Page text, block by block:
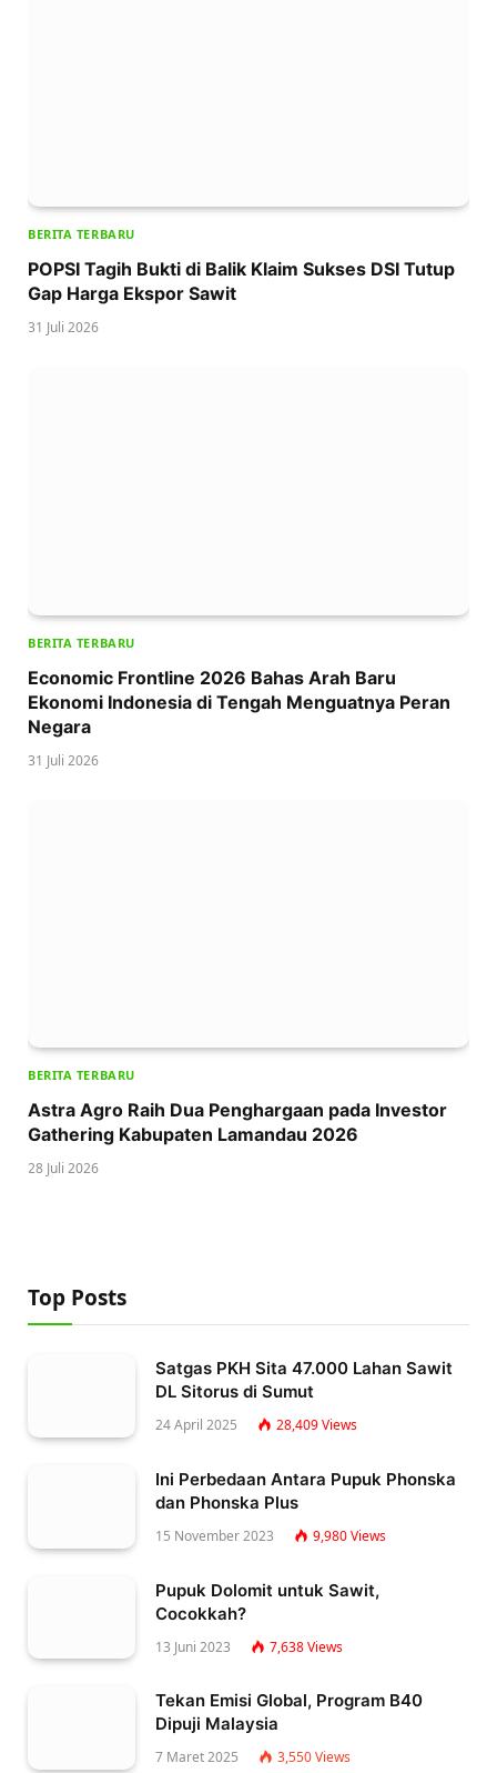
BERITA TERBARU
POPSI Tagih Bukti di Balik Klaim Sukses DSI Tutup
Gap Harga Ekspor Sawit
31 Juli 2026
BERITA TERBARU
Economic Frontline 2026 Bahas Arah Baru
Ekonomi Indonesia di Tengah Menguatnya Peran
Negara
31 Juli 2026
BERITA TERBARU
Astra Agro Raih Dua Penghargaan pada Investor
Gathering Kabupaten Lamandau 2026
28 Juli 2026
Top Posts
Satgas PKH Sita 47.000 Lahan Sawit
DL Sitorus di Sumut
24 April 2025 28,409Views
Ini Perbedaan Antara Pupuk Phonska
dan Phonska Plus
15 November 2023 9,980Views
Pupuk Dolomit untuk Sawit,
Cocokkah?
13 Juni 2023 7,638Views
Tekan Emisi Global, Program B40
Dipuji Malaysia
7 Maret 2025 3,550Views